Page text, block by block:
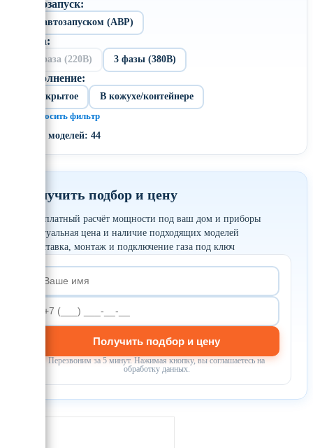
Автозапуск:
С автозапуском (АВР)
Фаза:
1 фаза (220В) 3 фазы (380В)
Исполнение:
Открытое
В кожухе/контейнере
× Сбросить фильтр
Всего моделей: 44
Получить подбор и цену
Бесплатный расчёт мощности под ваш дом и приборы
Актуальная цена и наличие подходящих моделей
Доставка, монтаж и подключение газа под ключ
Получить подбор и цену
Перезвоним за 5 минут. Нажимая кнопку, вы соглашаетесь на
обработку данных.